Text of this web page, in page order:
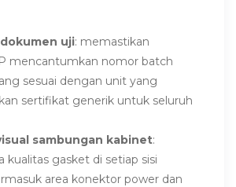
uji: memastikan
mencantumkan nomor batch
sesuai dengan unit yang
sertifikat generik untuk seluruh
sambungan kabinet:
kualitas gasket di setiap sisi
area konektor power dan